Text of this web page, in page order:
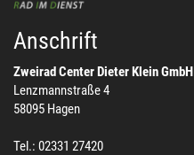
Anschrift
Zweirad Center Dieter Klein GmbH
Lenzmannstraße 4
58095 Hagen
Tel.: 02331 27420